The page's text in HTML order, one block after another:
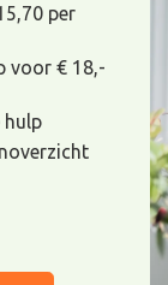
per
voor € 18,-
hulp